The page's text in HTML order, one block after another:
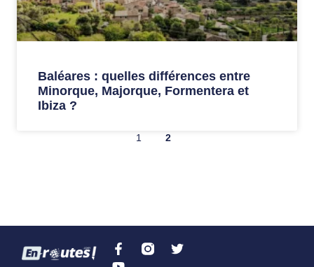
Baléares : quelles différences entre
Minorque, Majorque, Formentera et
Ibiza ?
1 2